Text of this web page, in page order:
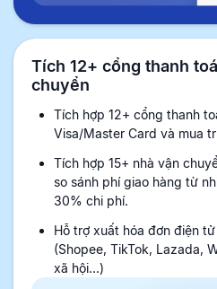
Tích 12+ cổng thanh
chuyển
Tích hợp 12+ cổng thanh
Visa/Master Card và mua
Tích hợp 15+ nhà vận
so sánh phí giao hàng từ
30% chi phí.
Hỗ trợ xuất hóa đơn điện
(Shopee, TikTok, Lazada,
xã hội...)